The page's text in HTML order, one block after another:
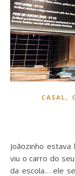
CASAL,
Joãozinho estava brincando no playground da escola, qdo
viu o carro do
da escola… ele